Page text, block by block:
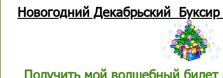
Новогодний Декабрьский Буксир
Получить мой волшебный билет